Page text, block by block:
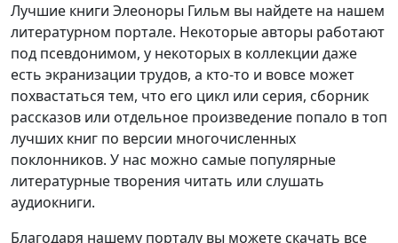
Лучшие книги Элеоноры Гильм вы найдете на нашем
литературном портале. Некоторые авторы работают
под псевдонимом, у некоторых в коллекции даже
есть экранизации трудов, а кто-то и вовсе может
похвастаться тем, что его цикл или серия, сборник
рассказов или отдельное произведение попало в топ
лучших книг по версии многочисленных
поклонников. У нас можно самые популярные
литературные творения читать или слушать
аудиокниги.
Благодаря нашему порталу вы можете скачать все